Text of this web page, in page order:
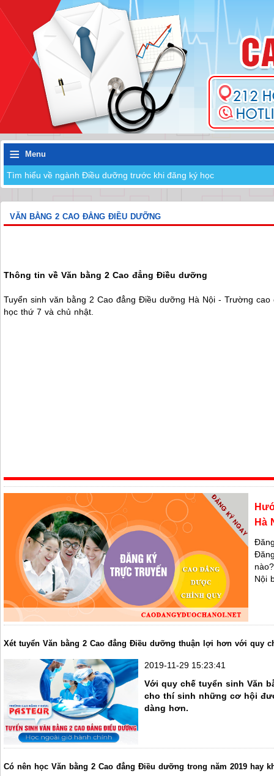
≡ Menu
Tìm hiểu về ngành Điều dưỡng trước khi đăng ký học
VĂN BẰNG 2 CAO ĐẲNG ĐIỀU DƯỠNG
Thông tin về Văn bằng 2 Cao đẳng Điều dưỡng
Tuyển sinh văn bằng 2 Cao đẳng Điều dưỡng Hà Nội - Trường
học thứ 7 và chủ nhật.
Hà
Nội
Xét tuyển Văn bằng 2 Cao đẳng Điều dưỡng thuận lợi hơn với quy
2019-11-29 15:23:41
Với quy chế tuyển sinh Văn
cho thí sinh những cơ hội
dàng hơn.
Có nên học Văn bằng 2 Cao đẳng Điều dưỡng trong năm 2019 hay